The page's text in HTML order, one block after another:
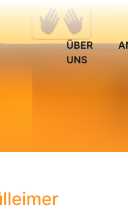
ÜBER
UNS